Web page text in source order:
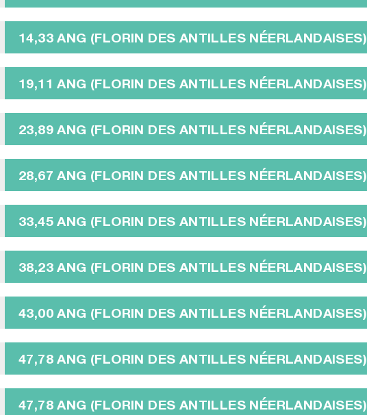
14,33 ANG (FLORIN DES ANTILLES NÉERLANDAISES)
19,11 ANG (FLORIN DES ANTILLES NÉERLANDAISES)
23,89 ANG (FLORIN DES ANTILLES NÉERLANDAISES)
28,67 ANG (FLORIN DES ANTILLES NÉERLANDAISES)
33,45 ANG (FLORIN DES ANTILLES NÉERLANDAISES)
38,23 ANG (FLORIN DES ANTILLES NÉERLANDAISES)
43,00 ANG (FLORIN DES ANTILLES NÉERLANDAISES)
47,78 ANG (FLORIN DES ANTILLES NÉERLANDAISES)
47,78 ANG (FLORIN DES ANTILLES NÉERLANDAISES)